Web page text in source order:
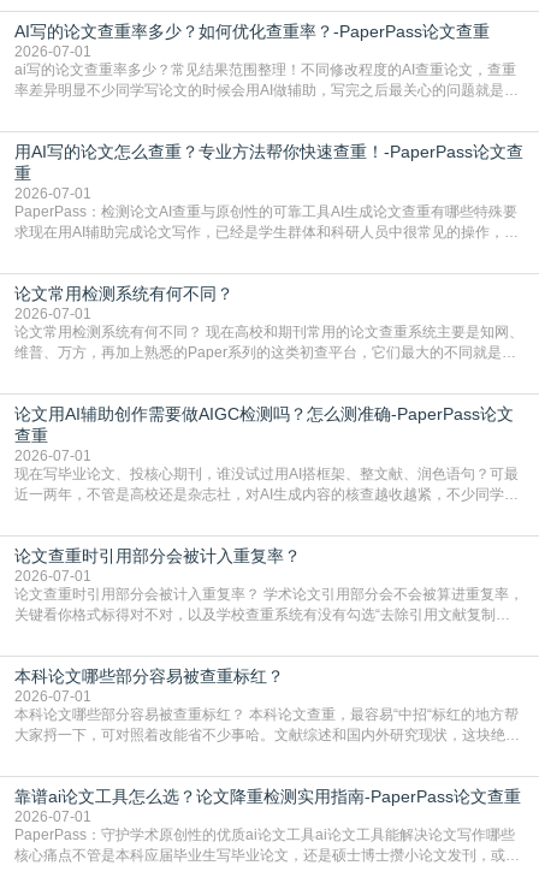
五遍还是过不了预检测的大有人在，这时候，找到靠谱的降AIGC检测率的网
站，就能少走好多弯路。PaperPass：守护学术原创性的智能伙伴AIGC生成内
容的学术合规痛点去年帮一个本科师弟改
AI写的论文查重率多少？如何优化查重率？-PaperPass论文查重
2026-07-01
ai写的论文查重率多少？常见结果范围整理！不同修改程度的AI查重论文，查重
率差异明显不少同学写论文的时候会用AI做辅助，写完之后最关心的问题就是ai
实际情况和大家想的不太一样。AI训练依赖海量公开学术文献、网络内容，生成
内容本质是按照语义概率拼接已有内容，很容易和已发布的作品撞重复，甚至会
直接引用整段已有内容，所以查重率偏高是
用AI写的论文怎么查重？专业方法帮你快速查重！-PaperPass论文查
重
2026-07-01
PaperPass：检测论文AI查重与原创性的可靠工具AI生成论文查重有哪些特殊要
求现在用AI辅助完成论文写作，已经是学生群体和科研人员中很常见的操作，不
但很多人忽略了，AI生成的内容天生带有重复风险——训练AI的数据集本身就包
含大量已公开的学术内容、网络原创内容，AI输出内容时很容易无意识拼接出重
复片
论文常用检测系统有何不同？
2026-07-01
论文常用检测系统有何不同？ 现在高校和期刊常用的论文查重系统主要是知网、
维普、万方，再加上熟悉的Paper系列的这类初查平台，它们最大的不同就是数
查数值误导。知网（CNKI）是学校定稿检测的绝对主流。本科用PMLC，含大学
生联合比对库，能比历届学长论文，硕博用VIP/TMLC，含学术论文联合比对
库，期刊投稿用AMLMC/SML
论文用AI辅助创作需要做AIGC检测吗？怎么测准确-PaperPass论文
查重
2026-07-01
现在写毕业论文、投核心期刊，谁没试过用AI搭框架、整文献、润色语句？可最
近一两年，不管是高校还是杂志社，对AI生成内容的核查越收越紧，不少同学投
真的太亏。提前做AIGC检测，已经成了很多过来人交稿前必做的一步。为什么
AIGC检测成了论文答辩投稿前的必备项？可能还有不少人觉得，我就用AI搭了个
框架，内容都是自己写的，至于做AIG
论文查重时引用部分会被计入重复率？
2026-07-01
论文查重时引用部分会被计入重复率？ 学术论文引用部分会不会被算进重复率，
关键看你格式标得对不对，以及学校查重系统有没有勾选“去除引用文献复制
独占一行，每条文献用[1][2]方括号编号、与正文一一对应，著录项符合GB/T
7714（作者、题名、刊名、年、卷期、页码齐全，标点用半角）；查重系统识别
成功后通常把这段标为引用，
本科论文哪些部分容易被查重标红？
2026-07-01
本科论文哪些部分容易被查重标红？ 本科论文查重，最容易“中招“标红的地方帮
大家捋一下，可对照着改能省不少事哈。文献综述和国内外研究现状，这块绝对
乎一模一样的话，你要是直接复制百度百科、教材或别人写好的综述段落，系统
一抓一个准，整段飘红。研究背景、意义和方法描述也是不可避免，比如“本文采
用问卷调查法““运用SPSS软件进行数据分
靠谱ai论文工具怎么选？论文降重检测实用指南-PaperPass论文查重
2026-07-01
PaperPass：守护学术原创性的优质ai论文工具ai论文工具能解决论文写作哪些
核心痛点不管是本科应届毕业生写毕业论文，还是硕士博士攒小论文发刊，或是